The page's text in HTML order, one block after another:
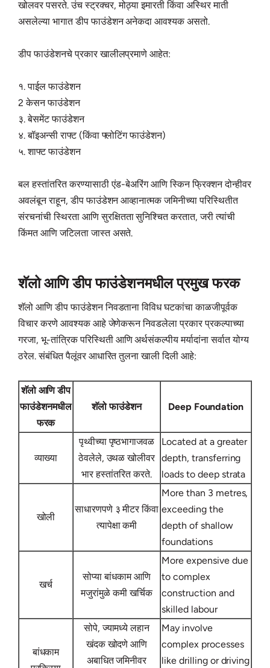
खोलवर पसरते. उंच स्ट्रक्चर, मोठ्या इमारती किंवा अस्थिर माती
असलेल्या भागात डीप फाउंडेशन अनेकदा आवश्यक असतो.
डीप फाउंडेशनचे प्रकार खालीलप्रमाणे आहेत:
१. पाईल फाउंडेशन
2 केसन फाउंडेशन
३. बेसमेंट फाउंडेशन
४. बॉइअन्सी राफ्ट (किंवा फ्लोटिंग फाउंडेशन)
५. शाफ्ट फाउंडेशन
बल हस्तांतरित करण्यासाठी एंड-बेअरिंग आणि स्किन फ्रिक्शन दोन्हीवर
अवलंबून राहून, डीप फाउंडेशन आव्हानात्मक जमिनीच्या परिस्थितीत
संरचनांची स्थिरता आणि सुरक्षितता सुनिश्चित करतात, जरी त्यांची
किंमत आणि जटिलता जास्त असते.
शॅलो आणि डीप फाउंडेशनमधील प्रमुख फरक
शॅलो आणि डीप फाउंडेशन निवडताना विविध घटकांचा काळजीपूर्वक
विचार करणे आवश्यक आहे जेणेकरून निवडलेला प्रकार प्रकल्पाच्या
गरजा, भू-तांत्रिक परिस्थिती आणि अर्थसंकल्पीय मर्यादांना सर्वात योग्य
ठरेल. संबंधित पैलूंवर आधारित तुलना खाली दिली आहे:
शॅलो आणि डीप
फाउंडेशनमधील
फरक
शॅलो फाउंडेशन Deep Foundation
व्याख्या
पृथ्वीच्या पृष्ठभागाजवळ
ठेवलेले, उथळ खोलीवर
भार हस्तांतरित करते.
Located at a greater
depth, transferring
loads to deep strata
खोली
साधारणपणे ३ मीटर किंवा
त्यापेक्षा कमी
More than 3 metres,
exceeding the
depth of shallow
foundations
खर्च
सोप्या बांधकाम आणि
मजुरांमुळे कमी खर्चिक
More expensive due
to complex
construction and
skilled labour
बांधकाम
सोपे, ज्यामध्ये लहान
खंदक खोदणे आणि
अबाधित जमिनीवर
May involve
complex processes
like drilling or driving